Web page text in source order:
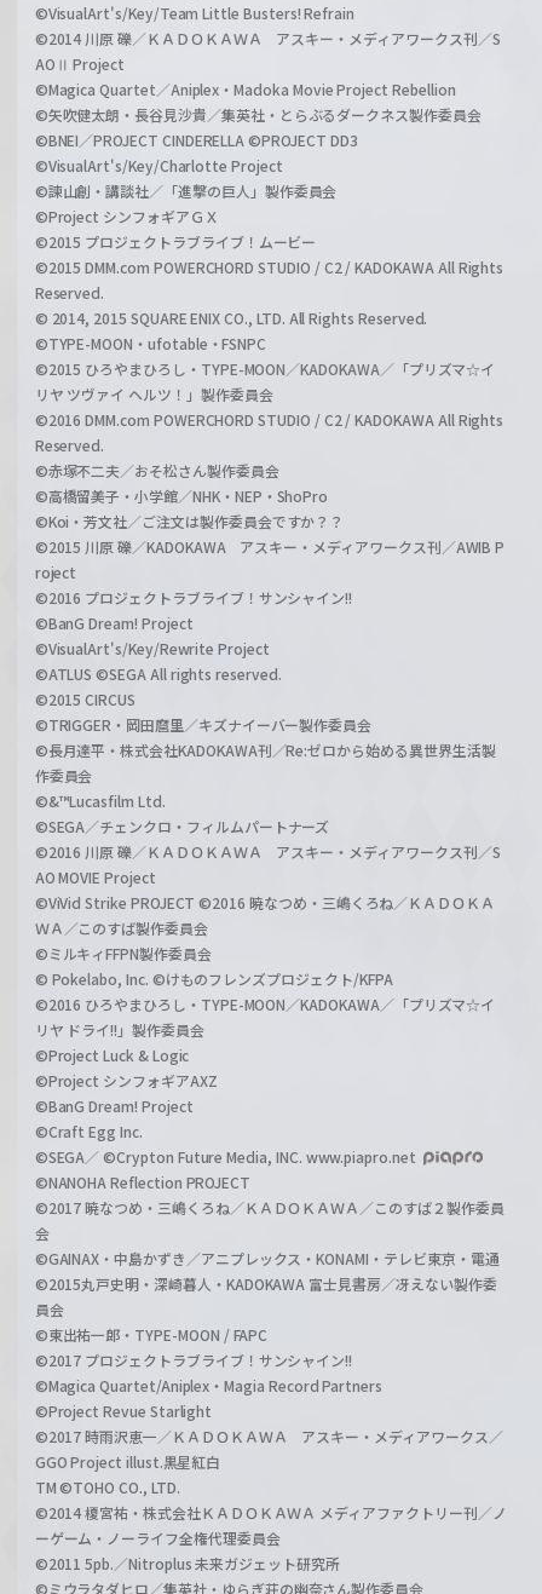
©VisualArt's/Key/Team Little Busters! Refrain
©2014 川原 礫／ＫＡＤＯＫＡＷＡ アスキー・メディアワークス刊／S
AOⅡ Project
©Magica Quartet／Aniplex・Madoka Movie Project Rebellion
©矢吹健太朗・長谷見沙貴／集英社・とらぶるダークネス製作委員会
©BNEI／PROJECT CINDERELLA ©PROJECT DD3
©VisualArt's/Key/Charlotte Project
©諫山創・講談社／「進撃の巨人」製作委員会
©Project シンフォギアＧＸ
©2015 プロジェクトラブライブ！ムービー
©2015 DMM.com POWERCHORD STUDIO / C2 / KADOKAWA All Rights
Reserved.
© 2014, 2015 SQUARE ENIX CO., LTD. All Rights Reserved.
©TYPE-MOON・ufotable・FSNPC
©2015 ひろやまひろし・TYPE-MOON／KADOKAWA／「プリズマ☆イ
リヤ ツヴァイ ヘルツ！」製作委員会
©2016 DMM.com POWERCHORD STUDIO / C2 / KADOKAWA All Rights
Reserved.
©赤塚不二夫／おそ松さん製作委員会
©高橋留美子・小学館／NHK・NEP・ShoPro
©Koi・芳文社／ご注文は製作委員会ですか？？
©2015 川原 礫／KADOKAWA アスキー・メディアワークス刊／AWIB P
roject
©2016 プロジェクトラブライブ！サンシャイン!!
©BanG Dream! Project
©VisualArt's/Key/Rewrite Project
©ATLUS ©SEGA All rights reserved.
©2015 CIRCUS
©TRIGGER・岡田麿里／キズナイーバー製作委員会
©長月達平・株式会社KADOKAWA刊／Re:ゼロから始める異世界生活製
作委員会
©&™Lucasfilm Ltd.
©SEGA／チェンクロ・フィルムパートナーズ
©2016 川原 礫／ＫＡＤＯＫＡＷＡ アスキー・メディアワークス刊／S
AO MOVIE Project
©ViVid Strike PROJECT ©2016 暁なつめ・三嶋くろね／ＫＡＤＯＫＡ
ＷＡ／このすば製作委員会
©ミルキィFFPN製作委員会
© Pokelabo, Inc. ©けものフレンズプロジェクト/KFPA
©2016 ひろやまひろし・TYPE-MOON／KADOKAWA／「プリズマ☆イ
リヤ ドライ!!」製作委員会
©Project Luck & Logic
©Project シンフォギアAXZ
©BanG Dream! Project
©Craft Egg Inc.
©SEGA／ ©Crypton Future Media, INC. www.piapro.net
©NANOHA Reflection PROJECT
©2017 暁なつめ・三嶋くろね／ＫＡＤＯＫＡＷＡ／このすば２製作委員
会
©GAINAX・中島かずき／アニプレックス・KONAMI・テレビ東京・電通
©2015丸戸史明・深崎暮人・KADOKAWA 富士見書房／冴えない製作委
員会
©東出祐一郎・TYPE-MOON / FAPC
©2017 プロジェクトラブライブ！サンシャイン!!
©Magica Quartet/Aniplex・Magia Record Partners
©Project Revue Starlight
©2017 時雨沢恵一／ＫＡＤＯＫＡＷＡ アスキー・メディアワークス／
GGO Project illust.黒星紅白
TM ©TOHO CO., LTD.
©2014 榎宮祐・株式会社ＫＡＤＯＫＡＷＡ メディアファクトリー刊／ノ
ーゲーム・ノーライフ全権代理委員会
©2011 5pb.／Nitroplus 未来ガジェット研究所
©ミウラタダヒロ／集英社・ゆらぎ荘の幽奈さん製作委員会